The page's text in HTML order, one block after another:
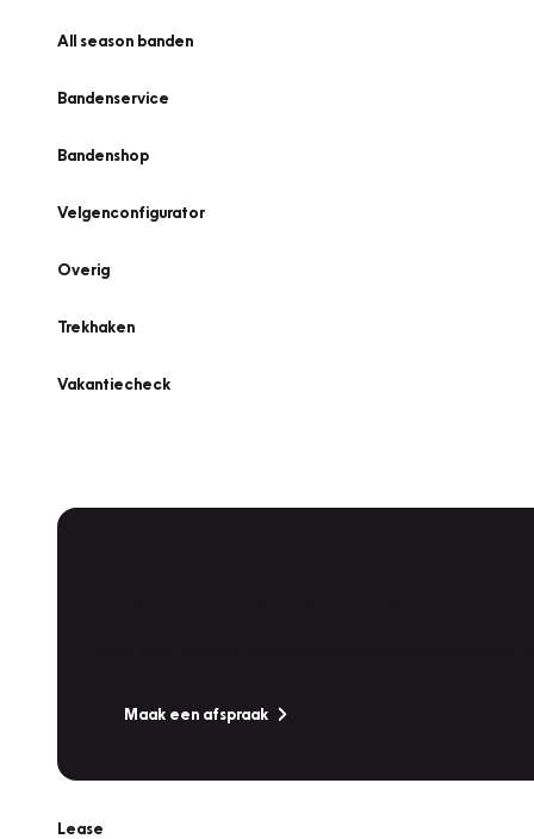
All season banden
Bandenservice
Bandenshop
Velgenconfigurator
Overig
Trekhaken
Vakantiecheck
Maak een afspraak
Lease